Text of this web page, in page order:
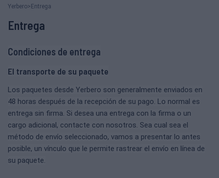
Yerbero> Entrega
Entrega
Condiciones de entrega
El transporte de su paquete
Los paquetes desde Yerbero son generalmente enviados en
48 horas después de la recepción de su pago. Lo normal es
entrega sin firma. Si desea una entrega con la firma o un
cargo adicional, contacte con nosotros. Sea cual sea el
método de envío seleccionado, vamos a presentar lo antes
posible, un vínculo que le permite rastrear el envío en línea de
su paquete.